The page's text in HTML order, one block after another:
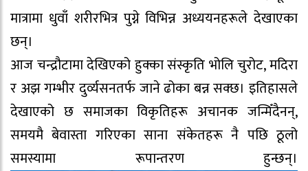
मात्रामा धुवाँ शरीरभित्र पुग्ने विभिन्न अध्ययनहरूले देखाएका
छन्।
आज चन्द्रौटामा देखिएको हुक्का संस्कृति भोलि चुरोट, मदिरा
र अझ गम्भीर दुर्व्यसनतर्फ जाने ढोका बन्न सक्छ। इतिहासले
देखाएको छ समाजका विकृतिहरू अचानक जन्मिँदैनन्,
समयमै बेवास्ता गरिएका साना संकेतहरू नै पछि ठूलो
समस्यामा रूपान्तरण हुन्छन्।